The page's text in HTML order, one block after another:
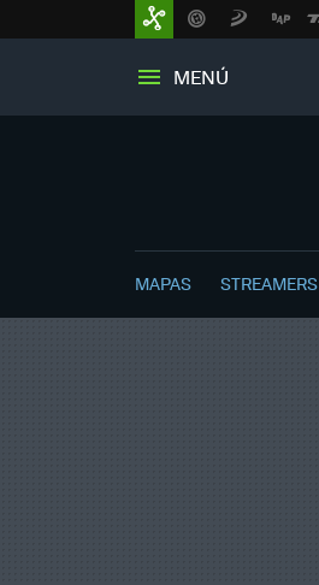
MENÚ
MAPAS STREAMERS